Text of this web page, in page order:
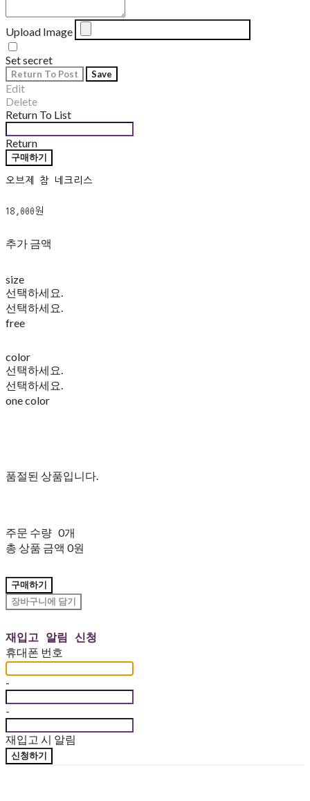
Upload Image
Set secret
Return To Post Save
Edit
Delete
Return To List
Return
구매하기
오브제 참 네크리스
18,000원
추가 금액
size
선택하세요.
선택하세요.
free
color
선택하세요.
선택하세요.
one color
품절된 상품입니다.
주문 수량 0개
총 상품 금액 0원
구매하기
장바구니에 담기
재입고 알림 신청
휴대폰 번호
-
-
재입고 시 알림
신청하기